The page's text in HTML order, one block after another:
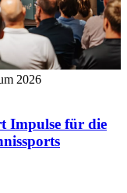
2026
Impulse für die